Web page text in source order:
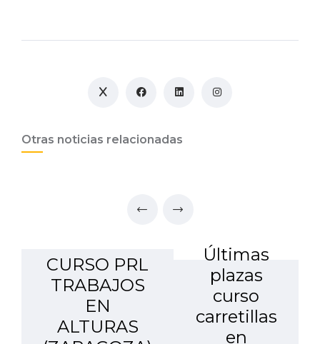
Otras noticias relacionadas
CURSO PRL
TRABAJOS
EN
ALTURAS
Últimas
plazas
curso
carretillas
en